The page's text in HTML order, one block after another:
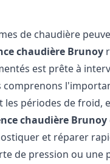
de chaudière
chaudière Brunoy
est prête à
comprenons
périodes de froid,
chaudière Brunoy
et réparer
de pression ou une